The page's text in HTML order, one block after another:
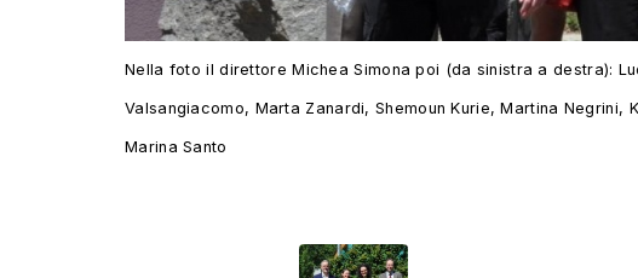
Nella foto il direttore Michea Simona poi (da sinistra a destra):
Valsangiacomo, Marta Zanardi, Shemoun Kurie, Martina Negrini,
Marina Santo